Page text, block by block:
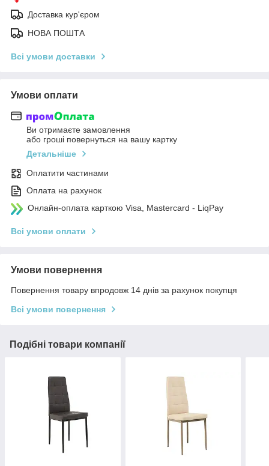
Доставка кур'єром
НОВА ПОШТА
Всі умови доставки
Умови оплати
Ви отримаєте замовлення
або гроші повернуться на вашу картку
Детальніше
Оплатити частинами
Оплата на рахунок
Онлайн-оплата карткою Visa, Mastercard - LiqPay
Всі умови оплати
Умови повернення
Повернення товару впродовж 14 днів за рахунок покупця
Всі умови повернення
Подібні товари компанії